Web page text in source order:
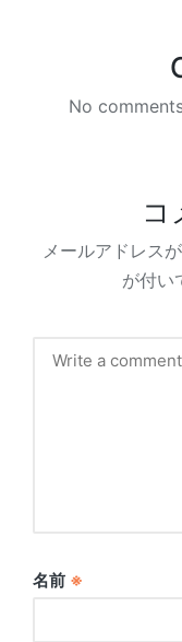
No
コ
メールアドレス
が付い
名前 ※